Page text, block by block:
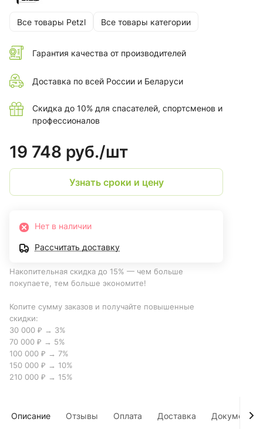
Все товары Petzl Все товары категории
Гарантия качества от производителей
Доставка по всей России и Беларуси
Скидка до 10% для спасателей, спортсменов и
профессионалов
19 748 руб./шт
Узнать сроки и цену
Нет в наличии
Рассчитать доставку
Накопительная скидка до 15% — чем больше
покупаете, тем больше экономите!
Копите сумму заказов и получайте повышенные
скидки:
30 000 ₽ → 3%
70 000 ₽ → 5%
100 000 ₽ → 7%
150 000 ₽ → 10%
210 000 ₽ → 15%
Описание Отзывы Оплата Доставка Документы